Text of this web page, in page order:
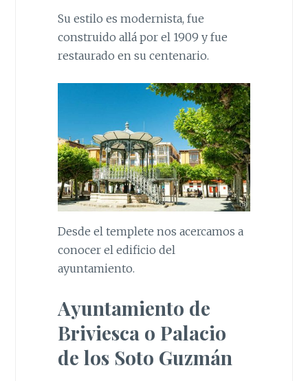
Su estilo es modernista, fue
construido allá por el 1909 y fue
restaurado en su centenario.
Desde el templete nos acercamos a
conocer el edificio del
ayuntamiento.
Ayuntamiento de
Briviesca o Palacio
de los Soto Guzmán